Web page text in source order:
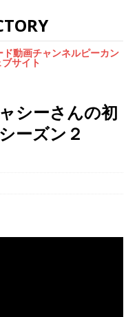
動画チャンネルピーカン
サイト
シーさんの初
ーズン２